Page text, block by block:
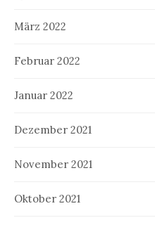
März 2022
Februar 2022
Januar 2022
Dezember 2021
November 2021
Oktober 2021